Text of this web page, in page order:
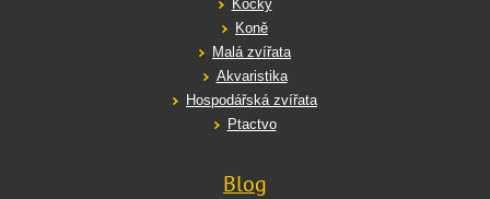
Kočky
Koně
Malá zvířata
Akvaristika
Hospodářská zvířata
Ptactvo
Blog